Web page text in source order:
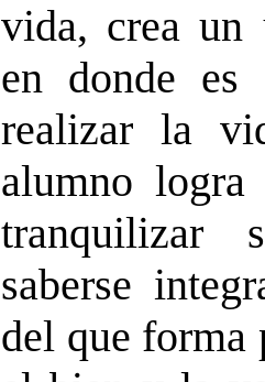
vida, crea un
en donde
realizar la
alumno
tranquilizar
saberse
del que forma